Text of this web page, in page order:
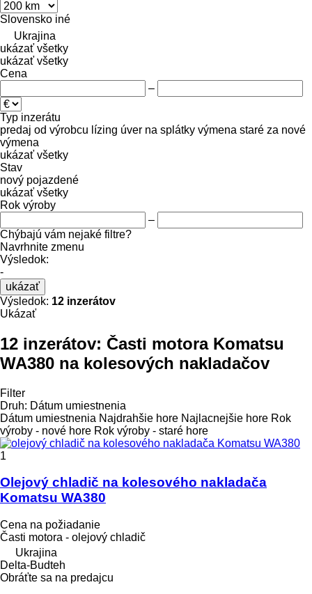
Slovensko iné
Ukrajina
ukázať všetky
ukázať všetky
Cena
–
Typ inzerátu
predaj od výrobcu lízing úver na splátky výmena staré za nové
výmena
ukázať všetky
Stav
nový pojazdené
ukázať všetky
Rok výroby
–
Chýbajú vám nejaké filtre?
Navrhnite zmenu
Výsledok:
-
ukázať
Výsledok: 12 inzerátov
Ukázať
12 inzerátov: Časti motora Komatsu
WA380 na kolesových nakladačov
Filter
Druh: Dátum umiestnenia
Dátum umiestnenia Najdrahšie hore Najlacnejšie hore Rok
výroby - nové hore Rok výroby - staré hore
1
Olejový chladič na kolesového nakladača
Komatsu WA380
Cena na požiadanie
Časti motora - olejový chladič
Ukrajina
Delta-Budteh
Obráťte sa na predajcu